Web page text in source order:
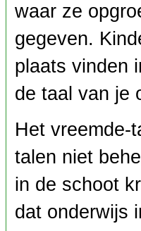
waar ze
gegeven.
plaats vinden
de taal van je
Het vreemde-
talen niet
in de schoot
dat onderwijs